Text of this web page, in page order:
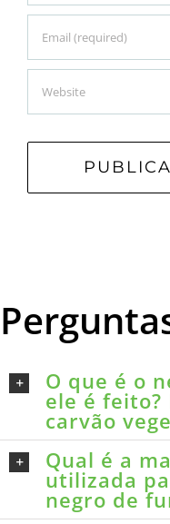
O que é o
ele é
carvão
Qual é a
utilizada
negro de